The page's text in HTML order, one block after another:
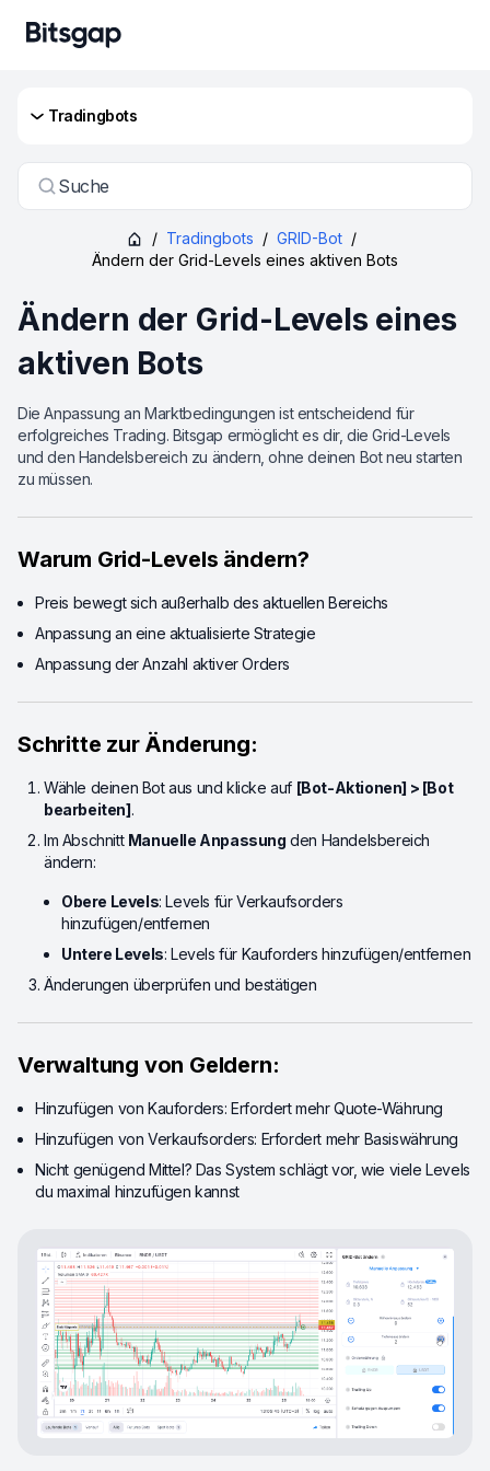
Tradingbots
Suche
/ Tradingbots / GRID-Bot /
Ändern der Grid-Levels eines aktiven Bots
Ändern der Grid-Levels eines
aktiven Bots
Die Anpassung an Marktbedingungen ist entscheidend für
erfolgreiches Trading. Bitsgap ermöglicht es dir, die Grid-Levels
und den Handelsbereich zu ändern, ohne deinen Bot neu starten
zu müssen.
Warum Grid-Levels ändern?
Preis bewegt sich außerhalb des aktuellen Bereichs
Anpassung an eine aktualisierte Strategie
Anpassung der Anzahl aktiver Orders
Schritte zur Änderung:
Wähle deinen Bot aus und klicke auf [Bot-Aktionen] > [Bot
bearbeiten].
Im Abschnitt Manuelle Anpassung den Handelsbereich
ändern:
Obere Levels: Levels für Verkaufsorders
hinzufügen/entfernen
Untere Levels: Levels für Kauforders hinzufügen/entfernen
Änderungen überprüfen und bestätigen
Verwaltung von Geldern:
Hinzufügen von Kauforders: Erfordert mehr Quote-Währung
Hinzufügen von Verkaufsorders: Erfordert mehr Basiswährung
Nicht genügend Mittel? Das System schlägt vor, wie viele Levels
du maximal hinzufügen kannst